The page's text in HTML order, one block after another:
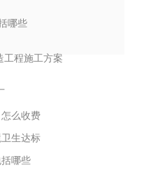
哪些
工程施工方案
么收费
生达标
哪些